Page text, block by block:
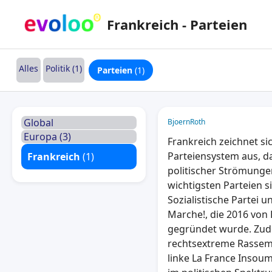
Frankreich - Parteien
Alles Politik (1) Parteien (1)
Global
Europa (3)
Frankreich (1)
BjoernRoth
Frankreich zeichnet
Parteiensystem aus,
politischer
wichtigsten Parteien
Sozialistische Partei
Marche!, die 2016
gegründet wurde.
rechtsextreme
linke La France